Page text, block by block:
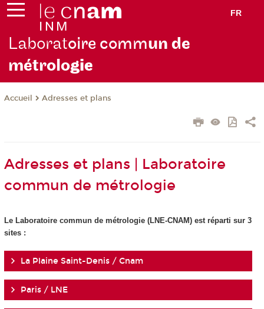
FR
Laboratoire commun de
métrologie
Accueil Adresses et plans
Adresses et plans | Laboratoire
commun de métrologie
Le Laboratoire commun de métrologie (LNE-CNAM) est réparti sur 3
sites :
La Plaine Saint-Denis / Cnam
Paris / LNE